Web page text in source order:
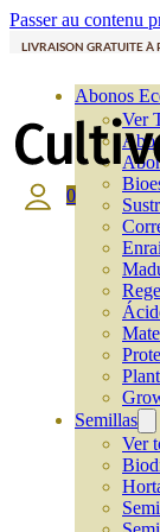
Passer au contenu
LIVRAISON GRATUITE À
Abonos
Ver
Semillas
Ver
0